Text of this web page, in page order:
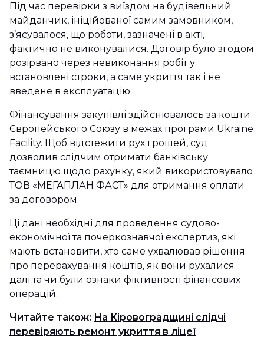
Під час перевірки з виїздом на будівельний
майданчик, ініційованої самим замовником,
з’ясувалося, що роботи, зазначені в акті,
фактично не виконувалися. Договір було згодом
розірвано через невиконання робіт у
встановлені строки, а саме укриття так і не
введене в експлуатацію.
Фінансування закупівлі здійснювалось за кошти
Європейського Союзу в межах програми Ukraine
Facility. Щоб відстежити рух грошей, суд
дозволив слідчим отримати банківську
таємницю щодо рахунку, який використовувало
ТОВ «МЕГАПЛАН ФАСТ» для отримання оплати
за договором.
Ці дані необхідні для проведення судово-
економічної та почеркознавчої експертиз, які
мають встановити, хто саме ухвалював рішення
про перерахування коштів, як вони рухалися
далі та чи були ознаки фіктивності фінансових
операцій.
Читайте також: На Кіровоградщині слідчі
перевіряють ремонт укриття в ліцеї